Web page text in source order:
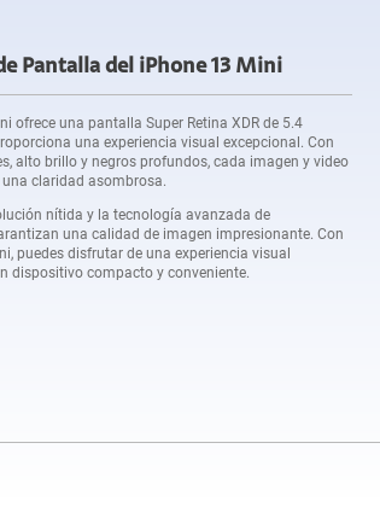
Pantalla del iPhone 13 Mini
ofrece una pantalla Super Retina XDR de 5.4
una experiencia visual excepcional. Con
alto brillo y negros profundos, cada imagen y video
claridad asombrosa.
nítida y la tecnología avanzada de
una calidad de imagen impresionante. Con
puedes disfrutar de una experiencia visual
dispositivo compacto y conveniente.